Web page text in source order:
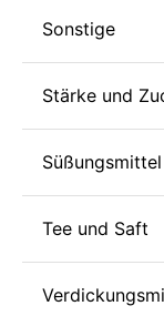
Sonstige
Stärke und
Süßungsmittel
Tee und Saft